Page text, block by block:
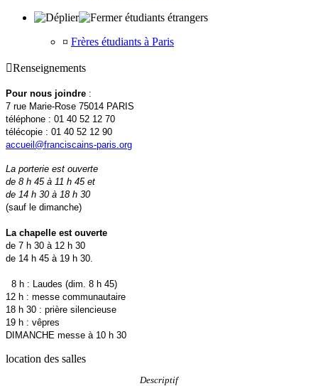
étudiants étrangers
¤ Frères étudiants à Paris
Renseignements
Pour nous joindre :
7 rue Marie-Rose 75014 PARIS
téléphone : 01 40 52 12 70
télécopie : 01 40 52 12 90
accueil@franciscains-paris.org
La porterie est ouverte
de 8 h 45 à 11 h 45 et
de 14 h 30 à 18 h 30
(sauf le dimanche)
La chapelle est ouverte
de 7 h 30 à 12 h 30
de 14 h 45 à 19 h 30.
8 h : Laudes (dim. 8 h 45)
12 h : messe communautaire
18 h 30 : prière silencieuse
19 h : vêpres
DIMANCHE messe à 10 h 30
location des salles
Descriptif